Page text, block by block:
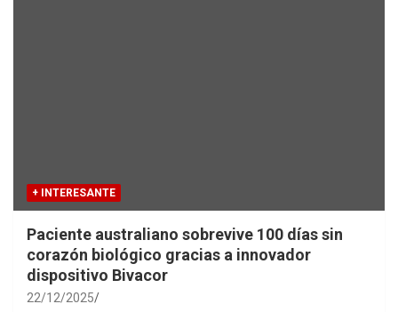
+ INTERESANTE
Paciente australiano sobrevive 100 días sin
corazón biológico gracias a innovador
dispositivo Bivacor
22/12/2025